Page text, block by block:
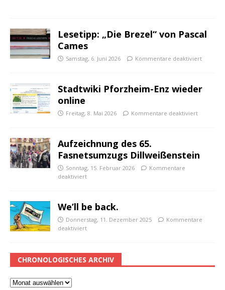
Lesetipp: „Die Brezel“ von Pascal
Cames
Samstag, 6. Juni 2026 Kommentare deaktiviert
Stadtwiki Pforzheim-Enz wieder
online
Freitag, 8. Mai 2026 Kommentare deaktiviert
Aufzeichnung des 65.
Fasnetsumzugs Dillweißenstein
Sonntag, 15. Februar 2026
Kommentare
deaktiviert
We’ll be back.
Donnerstag, 11. Dezember 2025
Kommentare
deaktiviert
CHRONOLOGISCHES ARCHIV